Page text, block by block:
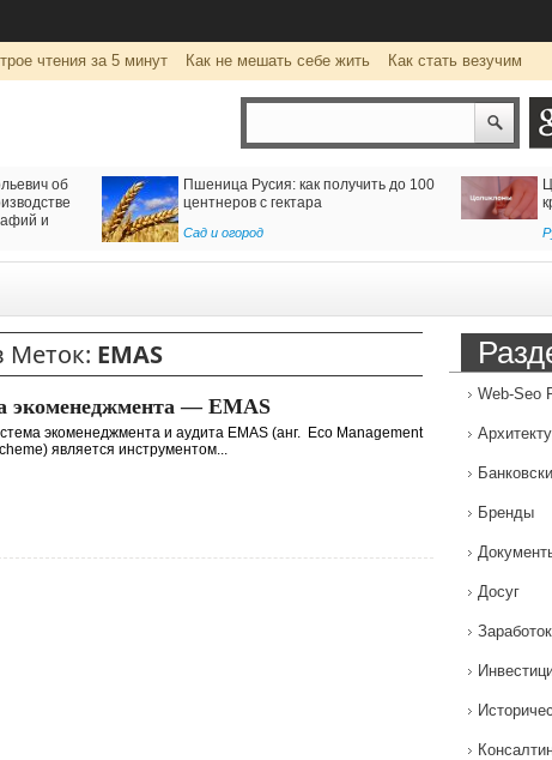
чтения за 5 минут Как не мешать себе жить Как стать везучим
об
и
Пшеница Русия: как получить до 100
центнеров с гектара
Сад и огород
Меток: EMAS
экоменеджмента — EMAS
экоменеджмента и аудита EMAS (анг. Eco Management
является инструментом...
Web-Seo
Бренды
Досуг